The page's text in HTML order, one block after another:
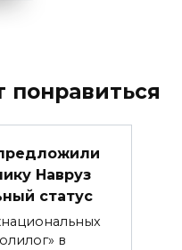
Навруз
статус
в